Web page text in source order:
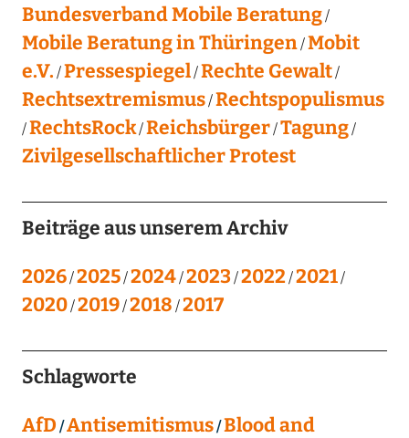
Bundesverband Mobile Beratung
Mobile Beratung in Thüringen Mobit
e.V. Pressespiegel Rechte Gewalt
Rechtsextremismus Rechtspopulismus
RechtsRock Reichsbürger Tagung
Zivilgesellschaftlicher Protest
Beiträge aus unserem Archiv
2026 2025 2024 2023 2022 2021
2020 2019 2018 2017
Schlagworte
AfD Antisemitismus Blood and